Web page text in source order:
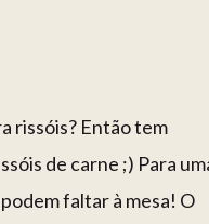
rissóis? Então tem
de carne ;) Para
faltar à mesa! O